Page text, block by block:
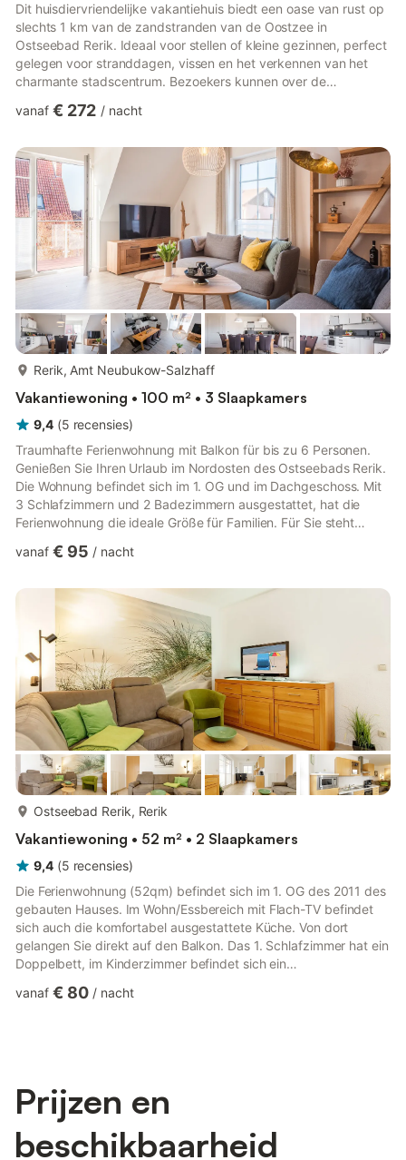
Dit huisdiervriendelijke vakantiehuis biedt een oase van rust op
slechts 1 km van de zandstranden van de Oostzee in
Ostseebad Rerik. Ideaal voor stellen of kleine gezinnen, perfect
gelegen voor stranddagen, vissen en het verkennen van het
charmante stadscentrum. Bezoekers kunnen over de
Johanneskerk bezoeken of genieten van een panoramisch
vakantiehuis beschikt over een gezellige woonkamer met een
flatscreen-tv, een goed uitgeruste open keuken met moderne
apparatuur en een comfortabe...
vanaf € 272 / nacht
Rerik, Amt Neubukow-Salzhaff
Vakantiewoning • 100 m² • 3 Slaapkamers
9,4 (5 recensies)
Traumhafte Ferienwohnung mit Balkon für bis zu 6 Personen.
Genießen Sie Ihren Urlaub im Nordosten des Ostseebads Rerik.
Die Wohnung befindet sich im 1. OG und im Dachgeschoss. Mit
3 Schlafzimmern und 2 Badezimmern ausgestattet, hat die
Ferienwohnung die ideale Größe für Familien. Für Sie steht
Meer - Maisonette mit Wohlfühlambiente Hochwertige
Personen Großzügiger WOHN- und ESSBEREICH - mit Esstisch
(8 Stühle) und zwei 2er-Sofas - LCD-Flachbildschirm, Radio,
WLAN und Amaz...
vanaf € 95 / nacht
Ostseebad Rerik, Rerik
Vakantiewoning • 52 m² • 2 Slaapkamers
9,4 (5 recensies)
Die Ferienwohnung (52qm) befindet sich im 1. OG des 2011 des
gebauten Hauses. Im Wohn/Essbereich mit Flach-TV befindet
sich auch die komfortabel ausgestattete Küche. Von dort
gelangen Sie direkt auf den Balkon. Das 1. Schlafzimmer hat ein
Doppelbett, im Kinderzimmer befindet sich ein
ausgestattet, das Bad mit Dusche hat eine Fußbodenheizung.
vanaf € 80 / nacht
Prijzen en
beschikbaarheid